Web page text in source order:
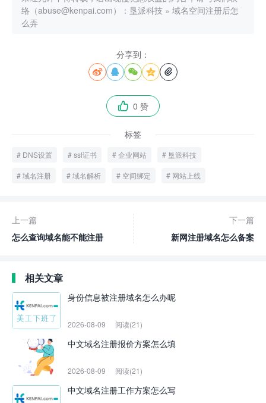
络（abuse@kenpai.com）： 垦派科技 » 域名空间注册后怎
么弄
分享到：
    
 0 赞
标签
DNS设置 ssl证书 企业网站 垦派科技
域名注册 域名解析 空间绑定 网站上线
上一篇
怎么查询域名能不能注册
下一篇
新网注册域名怎么备案
相关文章
身份信息被注册域名怎么办呢
2026-08-09 阅读(21)
中文域名注册报价方案怎么填
2026-08-09 阅读(21)
中文域名注册工作方案怎么写